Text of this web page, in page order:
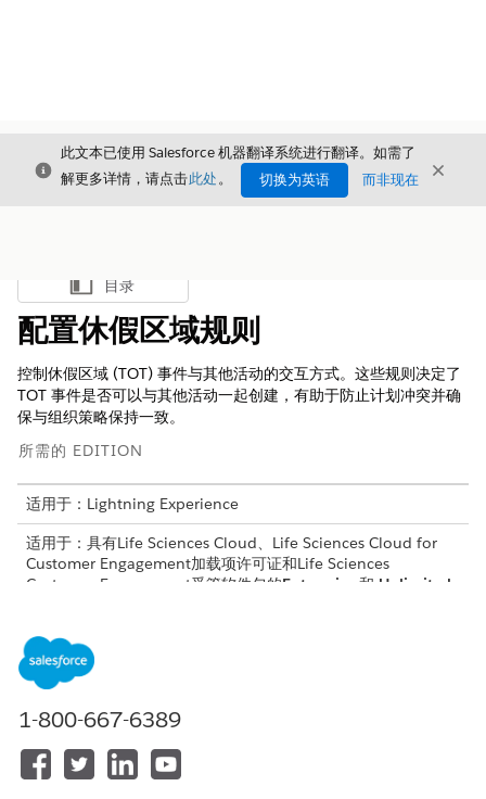
关闭
此文本已使用 Salesforce 机器翻译系统进行翻译。如需了
解更多详情，请点击此处。 切换为英语 而非现在 关闭
显示目录
目录
配置休假区域规则
控制休假区域 (TOT) 事件与其他活动的交互方式。这些规则决定了
TOT 事件是否可以与其他活动一起创建，有助于防止计划冲突并确
保与组织策略保持一致。
所需的 EDITION
适用于：Lightning Experience
适用于：具有Life Sciences Cloud、Life Sciences Cloud for
Customer Engagement加载项许可证和Life Sciences
Customer Engagement受管软件包的Enterprise 和 Unlimited
管理区域外时间设置：
选择休假区域 ，然后选择
打开休假区域规则。
1-800-667-6389